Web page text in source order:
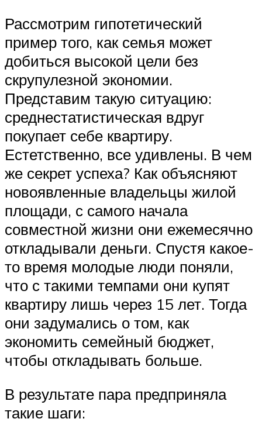
Рассмотрим гипотетический
пример того, как семья может
добиться высокой цели без
скрупулезной экономии.
Представим такую ситуацию:
среднестатистическая вдруг
покупает себе квартиру.
Естетственно, все удивлены. В чем
же секрет успеха? Как объясняют
новоявленные владельцы жилой
площади, с самого начала
совместной жизни они ежемесячно
откладывали деньги. Спустя какое-
то время молодые люди поняли,
что с такими темпами они купят
квартиру лишь через 15 лет. Тогда
они задумались о том, как
экономить семейный бюджет,
чтобы откладывать больше.
В результате пара предприняла
такие шаги: